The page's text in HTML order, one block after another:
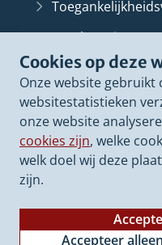
Cookies op deze
Onze website gebruikt
websitestatistieken
onze website
cookies zijn, welke
welk doel wij deze
zijn.
Accepteer
Bescherming
Proclaimer
Cookieverklaring
Archief van deze